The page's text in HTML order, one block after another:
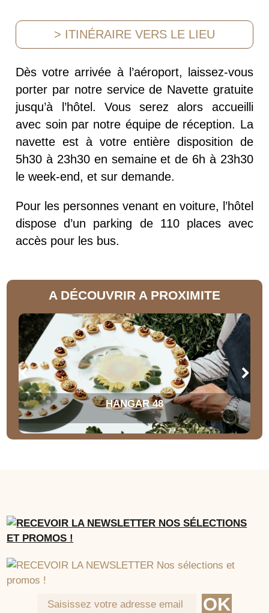
> ITINÉRAIRE VERS LE LIEU
Dès votre arrivée à l’aéroport, laissez-vous
porter par notre service de Navette gratuite
jusqu’à l’hôtel. Vous serez alors accueilli
avec soin par notre équipe de réception. La
navette est à votre entière disposition de
5h30 à 23h30 en semaine et de 6h à 23h30
le week-end, et sur demande.
Pour les personnes venant en voiture, l’hôtel
dispose d’un parking de 110 places avec
accès pour les bus.
A DÉCOUVRIR A PROXIMITE
HANGAR 48